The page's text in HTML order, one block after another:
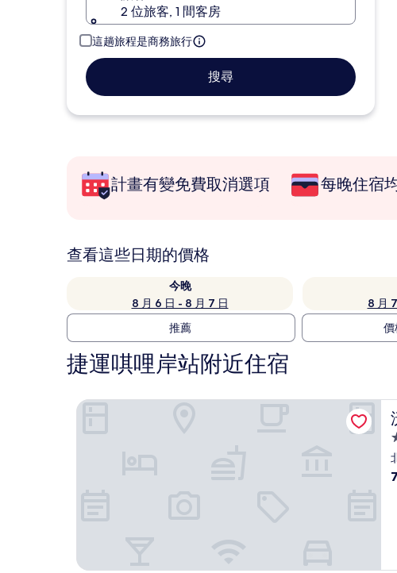
2 位旅客, 1 間客房
這趟旅程是商務旅行
搜尋
計畫有變免費取消選項 每晚住宿
查看這些日期的價格
今晚
8 月 6 日 - 8 月 7 日
8 月
推薦
價
捷運唭哩岸站附近住宿
沃客汽車旅館